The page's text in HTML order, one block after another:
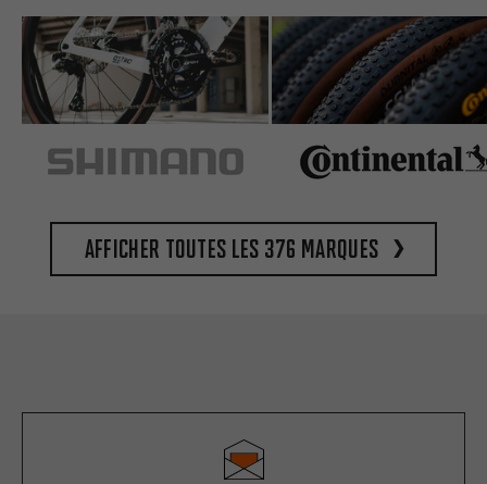
Afficher toutes les 376 marques